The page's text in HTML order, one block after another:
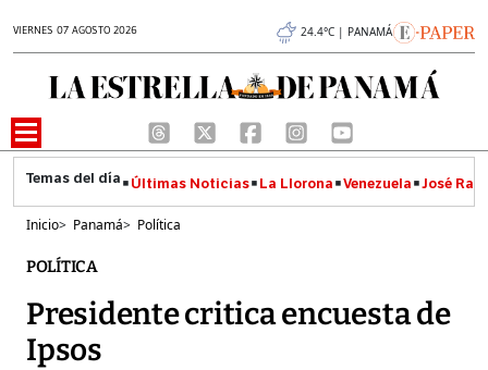
VIERNES 07 AGOSTO 2026 24.4°C | PANAMÁ
Últimas Noticias La Llorona Venezuela José
Inicio> Panamá> Política
POLÍTICA
Presidente critica encuesta de
Ipsos